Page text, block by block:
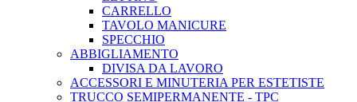
CARRELLO
TAVOLO MANICURE
SPECCHIO
ABBIGLIAMENTO
DIVISA DA LAVORO
ACCESSORI E MINUTERIA PER ESTETISTE
TRUCCO SEMIPERMANENTE - TPC